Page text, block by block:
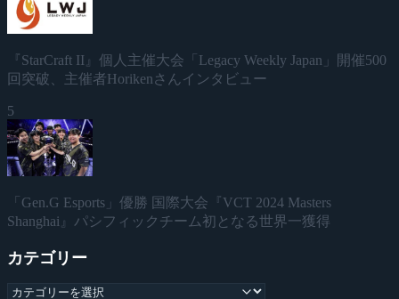
『StarCraft II』個人主催大会「Legacy Weekly Japan」開催500
回突破、主催者Horikenさんインタビュー
5
「Gen.G Esports」優勝 国際大会『VCT 2024 Masters
Shanghai』パシフィックチーム初となる世界一獲得
カテゴリー